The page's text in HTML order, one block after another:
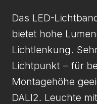
Das LED-
bietet hohe
Lichtlenkung.
Lichtpunkt – für
Montagehöhe
DALI2. Leuchte